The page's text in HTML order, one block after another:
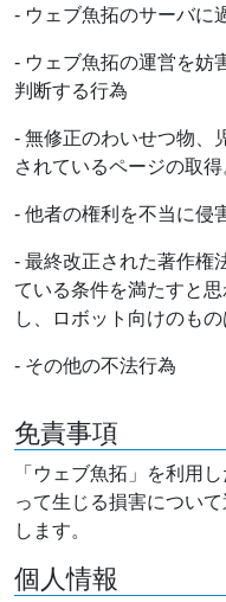
- ウェブ魚拓のサーバに
- ウェブ魚拓の運営を妨
判断する行為
- 無修正のわいせつ物、
されているページの取得
- 他者の権利を不当に侵
- 最終改正された著作権
ている条件を満たすと
し、ロボット向けのも
- その他の不法行為
免責事項
「ウェブ魚拓」を利用
って生じる損害につい
します。
個人情報